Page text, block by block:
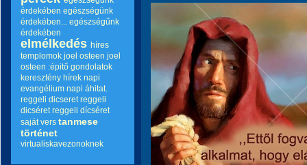
érdekében egészségünk
érdekében... egészségűnk
érdekében
elmélkedés híres
templomok joel osteen joel
osteen :épitő gondolatok
keresztény hírek napi
evangélium napi áhitat.
reggeli dicseret reggeli
dicséret reggeli dícséret
saját vers tanmese
történet
virtualiskavezonoknek